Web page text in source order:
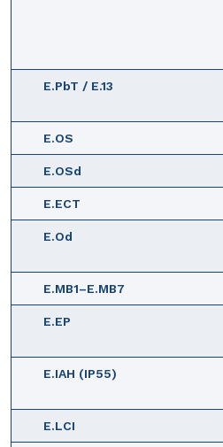
E.PbT / E.13
E.OS
E.OSd
E.ECT
E.Od
E.MB1–E.MB7
E.EP
E.IAH (IP55)
E.LCI